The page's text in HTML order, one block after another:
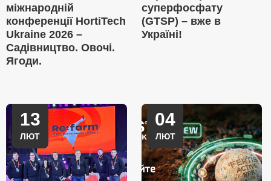
міжнародній
конференції HortiTech
Ukraine 2026 –
Садівництво. Овочі.
Ягоди.
суперфосфату
(GTSP) – вже в
Україні!
13
ЛЮТ
04
ЛЮТ